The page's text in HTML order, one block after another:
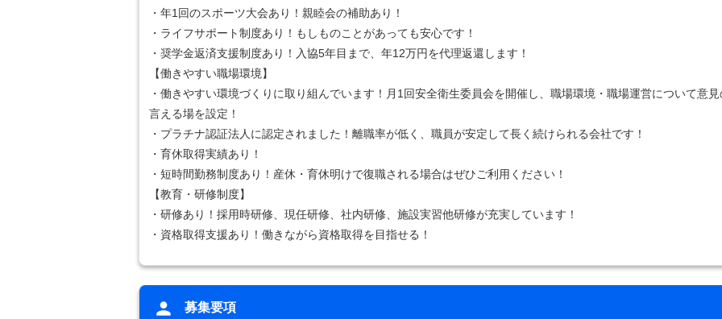
・年1回のスポーツ大会あり！親睦会の補助あり！
・ライフサポート制度あり！もしものことがあっても安心です！
・奨学金返済支援制度あり！入協5年目まで、年12万円を代理返還します！
【働きやすい職場環境】
・働きやすい環境づくりに取り組んでいます！月1回安全衛生委員会を開催し、職場環境・職場運営について意見
言える場を設定！
・プラチナ認証法人に認定されました！離職率が低く、職員が安定して長く続けられる会社です！
・育休取得実績あり！
・短時間勤務制度あり！産休・育休明けで復職される場合はぜひご利用ください！
【教育・研修制度】
・研修あり！採用時研修、現任研修、社内研修、施設実習他研修が充実しています！
・資格取得支援あり！働きながら資格取得を目指せる！
募集要項